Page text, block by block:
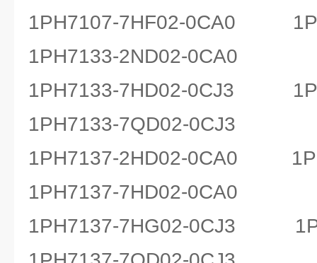
1PH7107-7HF02-0CA0
1PH7133-2ND02-0CA0
1PH7133-7HD02-0CJ3
1PH7133-7QD02-0CJ3
1PH7137-2HD02-0CA0
1PH7137-7HD02-0CA0
1PH7137-7HG02-0CJ3